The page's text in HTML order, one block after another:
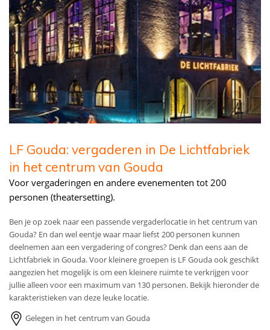
LF Gouda: vergaderen in De Lichtfabriek
in het centrum van Gouda
Voor vergaderingen en andere evenementen tot 200
personen (theatersetting).
Ben je op zoek naar een passende vergaderlocatie in het centrum van
Gouda? En dan wel eentje waar maar liefst 200 personen kunnen
deelnemen aan een vergadering of congres? Denk dan eens aan de
Lichtfabriek in Gouda. Voor kleinere groepen is LF Gouda ook geschikt
aangezien het mogelijk is om een kleinere ruimte te verkrijgen voor
jullie alleen voor een maximum van 130 personen. Bekijk hieronder de
karakteristieken van deze leuke locatie.
Gelegen in het centrum van Gouda